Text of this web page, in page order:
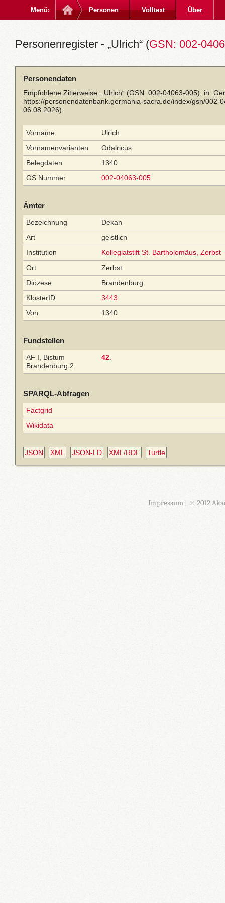
Menü: Personen Volltext Über
Personenregister - „Ulrich“ (GSN: 002-
Personendaten
Empfohlene Zitierweise: „Ulrich“ (GSN: 002-04063-005), in:
https://personendatenbank.germania-sacra.de/index/gsn/002-
06.08.2026).
Vorname
Ulrich
Vornamenvarianten
Odalricus
Belegdaten
1340
GS Nummer
002-04063-005
Ämter
Bezeichnung
Dekan
Art
geistlich
Institution
Kollegiatstift St. Bartholomäus, Zerbst
Ort
Zerbst
Diözese
Brandenburg
KlosterID
3443
Von
1340
Fundstellen
AF I, Bistum
Brandenburg 2
42
SPARQL-Abfragen
Factgrid
Wikidata
JSON XML JSON-LD XML/RDF Turtle
Impressum| © 2012